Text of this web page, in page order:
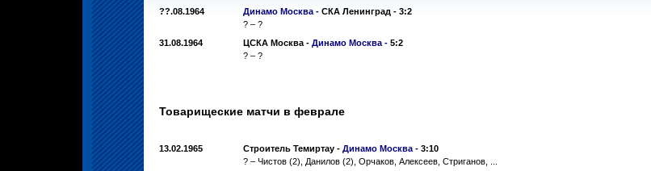
??.08.1964 Динамо Москва - СКА Ленинград - 3:2
? – ?
31.08.1964
ЦСКА Москва - Динамо Москва - 5:2
? – ?
Товарищеские матчи в феврале
13.02.1965 Строитель Темиртау - Динамо Москва - 3:10
? – Чистов (2), Данилов (2), Орчаков, Алексеев, Стриганов, ...